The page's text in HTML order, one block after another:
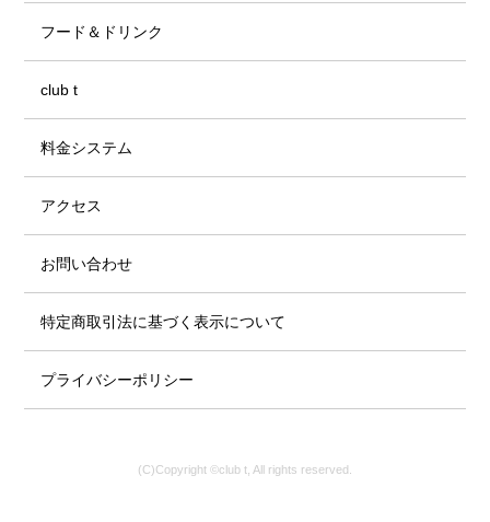
フード＆ドリンク
club t
料金システム
アクセス
お問い合わせ
特定商取引法に基づく表示について
プライバシーポリシー
(C)Copyright ©club t, All rights reserved.